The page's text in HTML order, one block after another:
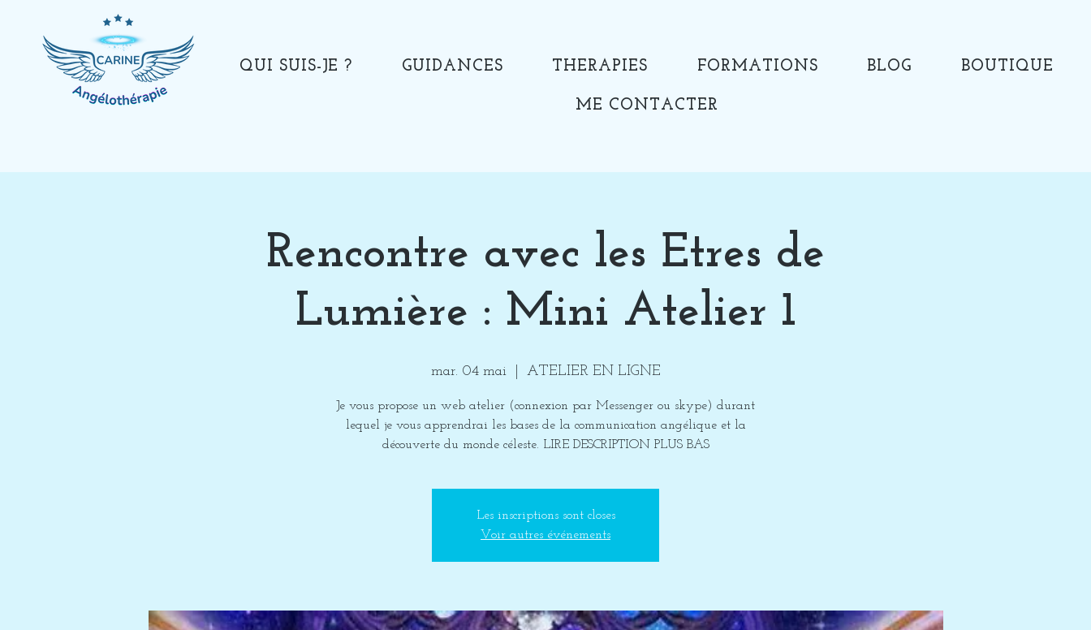
QUI SUIS-JE ? GUIDANCES THERAPIES FORMATIONS BLOG BOUTIQUE
ME CONTACTER
Rencontre avec les Etres de
Lumière : Mini Atelier 1
mar. 04 mai
  |
ATELIER EN LIGNE
Je vous propose un web atelier (connexion par Messenger ou skype) durant
lequel je vous apprendrai les bases de la communication angélique et la
découverte du monde céleste. LIRE DESCRIPTION PLUS BAS
Les inscriptions sont closes
Voir autres événements